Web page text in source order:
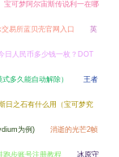
宝可梦阿尔宙斯传说利一在哪
易所蓝贝壳官网入口 英
日人民币多少钱一枚？DOT
多久能自动解除） 王者
日之石有什么用（宝可梦究
为例) 消逝的光芒2帧
步账号注册教程 冰原守